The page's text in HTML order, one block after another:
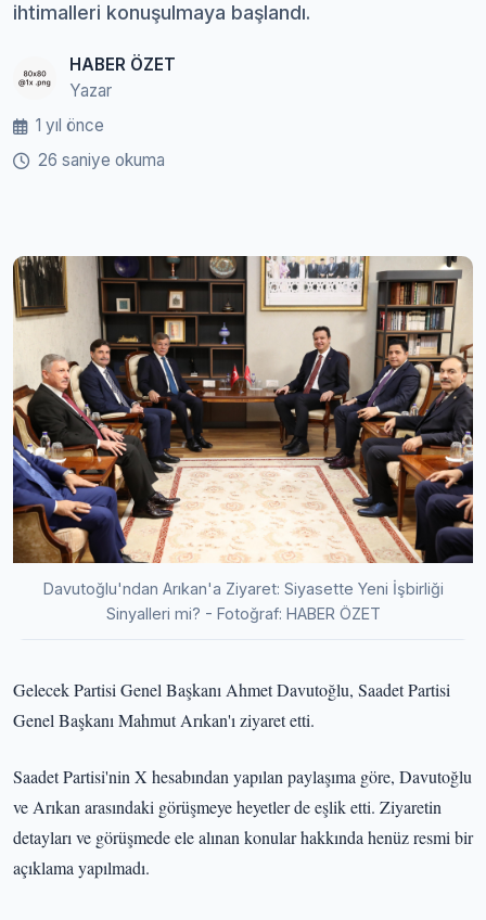
ihtimalleri konuşulmaya başlandı.
HABER ÖZET
Yazar
1 yıl önce
26 saniye okuma
Davutoğlu'ndan Arıkan'a Ziyaret: Siyasette Yeni İşbirliği
Sinyalleri mi? - Fotoğraf: HABER ÖZET
Gelecek Partisi Genel Başkanı Ahmet Davutoğlu, Saadet Partisi
Genel Başkanı Mahmut Arıkan'ı ziyaret etti.
Saadet Partisi'nin X hesabından yapılan paylaşıma göre, Davutoğlu
ve Arıkan arasındaki görüşmeye heyetler de eşlik etti. Ziyaretin
detayları ve görüşmede ele alınan konular hakkında henüz resmi bir
açıklama yapılmadı.